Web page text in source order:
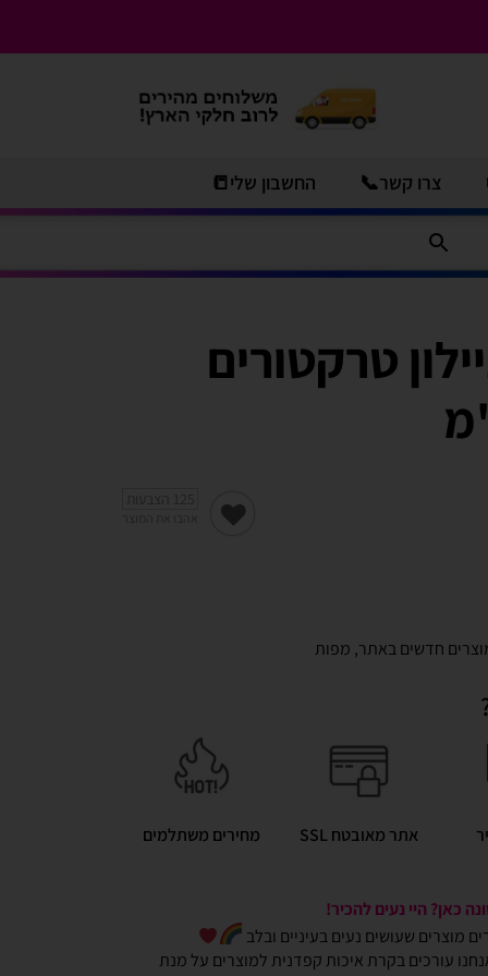
צרו קשר📞 החשבון שלי📒
טרקטורים
חדשים באתר, מפות
אתר מאובטח SSL מחירים משתלמים
כאן? היי נעים להכיר!
מוצרים שעושים נעים בעיניים ובלב
עורכים בקרת איכות קפדנית למוצרים על מנת